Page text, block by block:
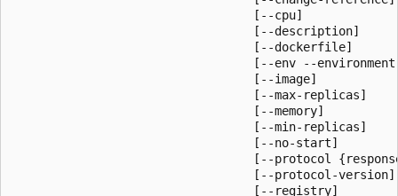
                                  [--cpu]
                                  [--description]
                                  [--dockerfile]
[--env --
                                  [--image]
                                  [--max-replicas]
                                  [--memory]
                                  [--min-replicas]
                                  [--no-start]
[--protocol
                                  [--protocol-version]
                                  [--registry]